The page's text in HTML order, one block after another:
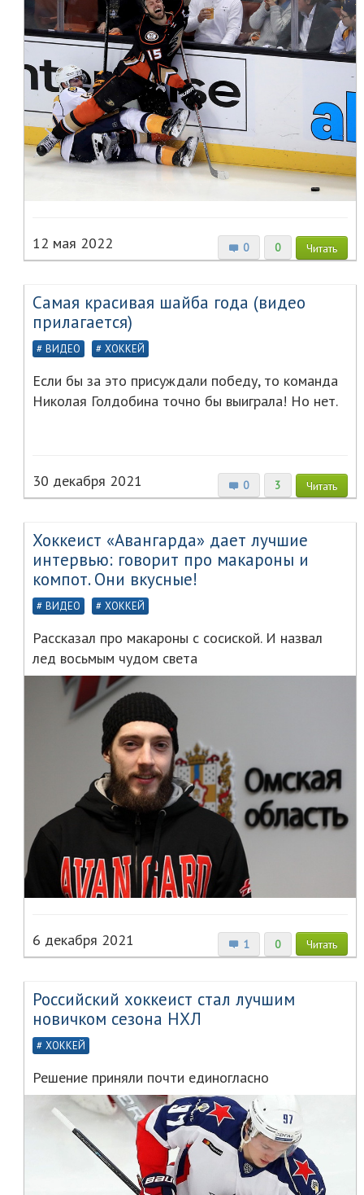
0 0 Читать
12 мая 2022
Самая красивая шайба года (видео
прилагается)
ВИДЕО ХОККЕЙ
Если бы за это присуждали победу, то команда
Николая Голдобина точно бы выиграла! Но нет.
0 3 Читать
30 декабря 2021
Хоккеист «Авангарда» дает лучшие
интервью: говорит про макароны и
компот. Они вкусные!
ВИДЕО ХОККЕЙ
Рассказал про макароны с сосиской. И назвал
лед восьмым чудом света
1 0 Читать
6 декабря 2021
Российский хоккеист стал лучшим
новичком сезона НХЛ
ХОККЕЙ
Решение приняли почти единогласно